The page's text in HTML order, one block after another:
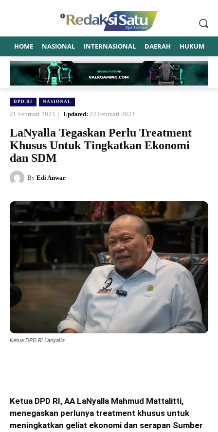
HOME NASIONAL INTERNASIONAL DAERAH HUKUM
DPD RI NASIONAL
21 Februari 2023 Updated: 22 Februari 2023
LaNyalla Tegaskan Perlu Treatment
Khusus Untuk Tingkatkan Ekonomi
dan SDM
By Edi Anwar
Ketua DPD RI Lanyalla
Ketua DPD RI, AA LaNyalla Mahmud Mattalitti,
menegaskan perlunya treatment khusus untuk
meningkatkan geliat ekonomi dan serapan Sumber